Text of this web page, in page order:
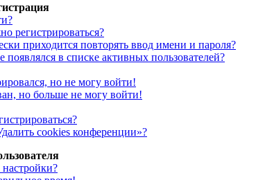
регистрироваться?
приходится повторять ввод имени и пароля?
появлялся в списке активных пользователей?
но не могу войти!
но больше не могу войти!
cookies конференции»?